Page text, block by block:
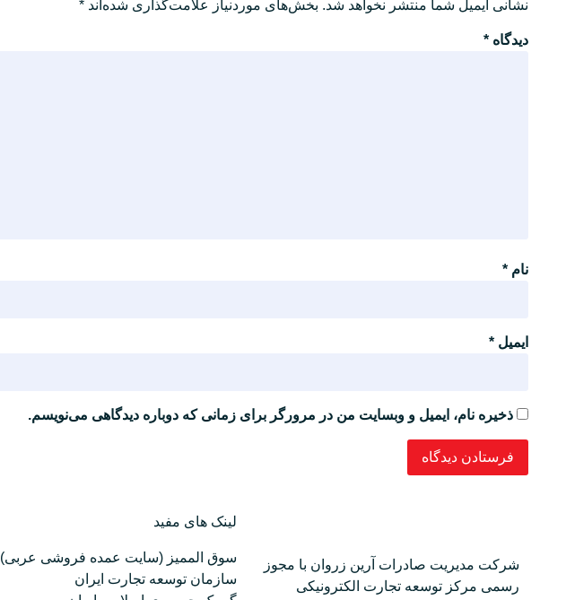
نشانی ایمیل شما منتشر نخواهد شد. بخش‌های موردنیاز علامت‌گذاری شده‌اند *
دیدگاه *
نام *
ایمیل *
ذخیره نام، ایمیل و وبسایت من در مرورگر برای زمانی که دوباره دیدگاهی می‌نویسم.
شرکت مدیریت صادرات آرین زروان با مجوز
رسمی مرکز توسعه تجارت الکترونیکی
لینک های مفید
سوق الممیز (سایت عمده فروشی عربی)
سازمان توسعه تجارت ایران